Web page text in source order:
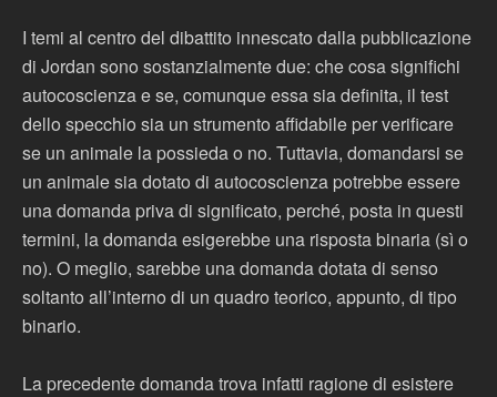
I temi al centro del dibattito innescato dalla pubblicazione
di Jordan sono sostanzialmente due: che cosa significhi
autocoscienza e se, comunque essa sia definita, il test
dello specchio sia un strumento affidabile per verificare
se un animale la possieda o no. Tuttavia, domandarsi se
un animale sia dotato di autocoscienza potrebbe essere
una domanda priva di significato, perché, posta in questi
termini, la domanda esigerebbe una risposta binaria (sì o
no). O meglio, sarebbe una domanda dotata di senso
soltanto all’interno di un quadro teorico, appunto, di tipo
binario.
La precedente domanda trova infatti ragione di esistere